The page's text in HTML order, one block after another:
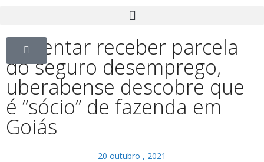
Ao tentar receber parcela
do seguro desemprego,
uberabense descobre que
é “sócio” de fazenda em
Goiás
20 outubro , 2021